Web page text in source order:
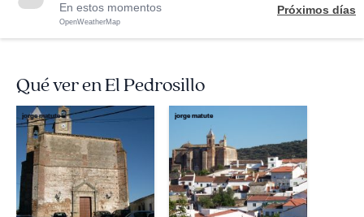
En estos momentos
OpenWeatherMap
Próximos días
Qué ver en El Pedrosillo
jorge matute jorge matute